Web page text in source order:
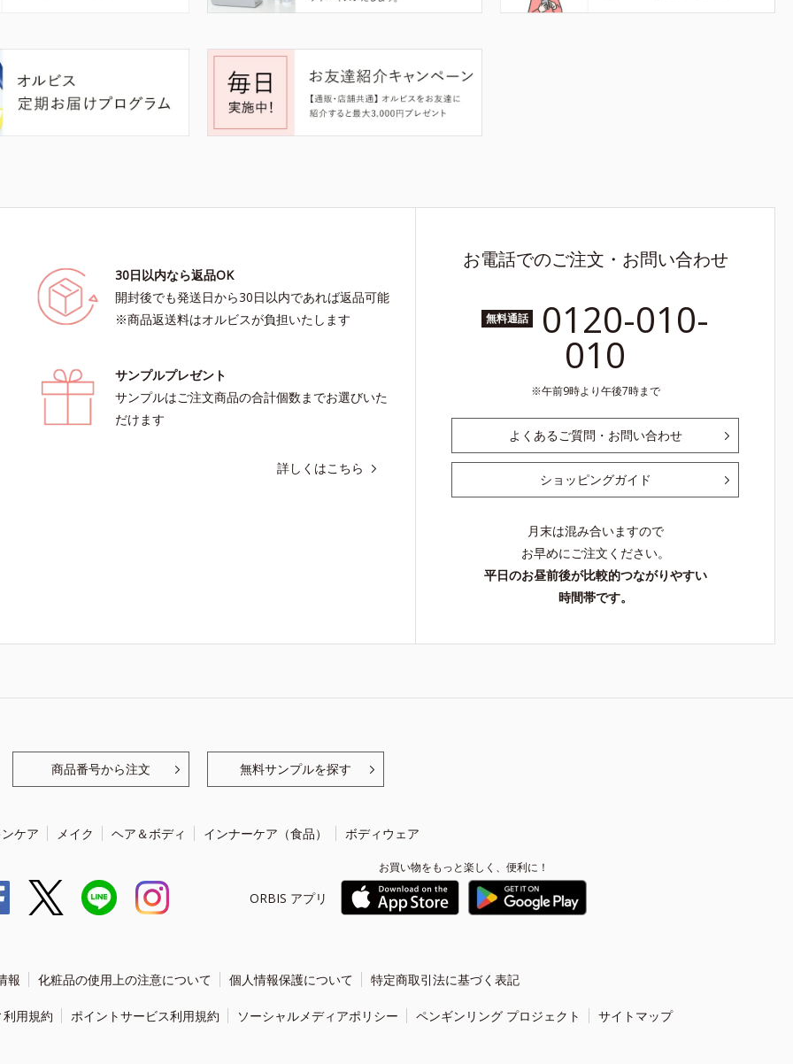
30日以内なら返品OK
開封後でも発送日から30日以内であれば返品可能
※商品返送料はオルビスが負担いたします
サンプルプレゼント
サンプルはご注文商品の合計個数までお選びいた
だけます
詳しくはこちら
お電話でのご注文・お問い合わせ
無料通話 0120-010-
010
午前9時より午後7時まで
よくあるご質問・お問い合わせ
ショッピングガイド
月末は混み合いますので
お早めにご注文ください。
平日のお昼前後が比較的つながりやすい
時間帯です。
商品番号から注文 無料サンプルを探す
ケア メイク ヘア＆ボディ インナーケア（食品） ボディウェア
ORBIS アプリ
お買い物をもっと楽しく、便利に！
報 化粧品の使用上の注意について 個人情報保護について 特定商取引法に基づく表記
用規約 ポイントサービス利用規約 ソーシャルメディアポリシー ペンギンリング プロジェクト サイトマップ